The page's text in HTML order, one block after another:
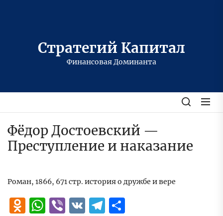
Стратегий Капитал
Финансовая Доминанта
Фёдор Достоевский —
Преступление и наказание
Роман, 1866, 671 стр. история о дружбе и вере
Odnoklassniki
WhatsApp
Viber
VK Telegram